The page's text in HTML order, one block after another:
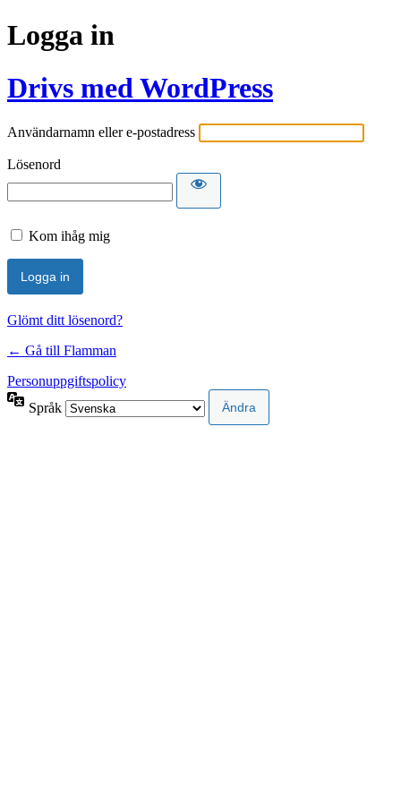
Logga in
Drivs med WordPress
Användarnamn eller e-postadress
Lösenord
Kom ihåg mig
Glömt ditt lösenord?
← Gå till Flamman
Personuppgiftspolicy
Språk